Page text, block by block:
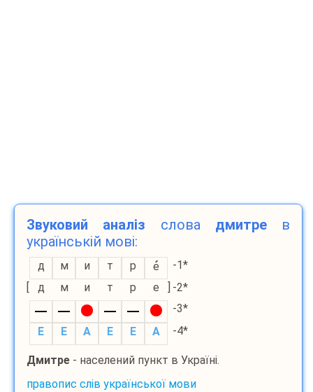
Звуковий аналіз слова дмитрев
українській мові:
д м и т р е
-1*
[
д м и т р е ] -2*
-3*
E
E A E E A -4*
Дмитре - населений пункт в Україні.
правопис слів української мови